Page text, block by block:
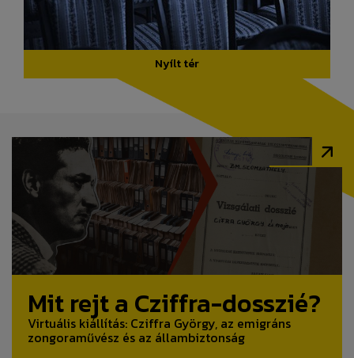
Nyílt tér
Mit rejt a Cziffra-dosszié?
Virtuális kiállítás: Cziffra György, az emigráns
zongoraművész és az állambiztonság
Topotéma
Állambiztonsági helyeken
Egy diktatúra hagyatéka
Állambiztonsági iratok és történetek